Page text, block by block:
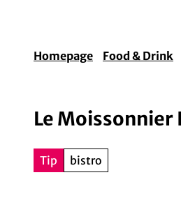
Homepage Food & Drink
Le Moissonnier
Tip bistro